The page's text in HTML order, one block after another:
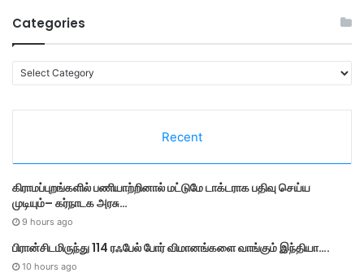
Categories
a
i
e
s
Recent
கிராமப்புறங்களில் பணியாற்றினால் மட்டுமே டாக்டராக பதிவு செய்ய
முடியும்– கர்நாடக அரசு…
9 hours ago
பிரான்சிடமிருந்து 114 ரஃபேல் போர் விமானங்களை வாங்கும் இந்தியா….
10 hours ago